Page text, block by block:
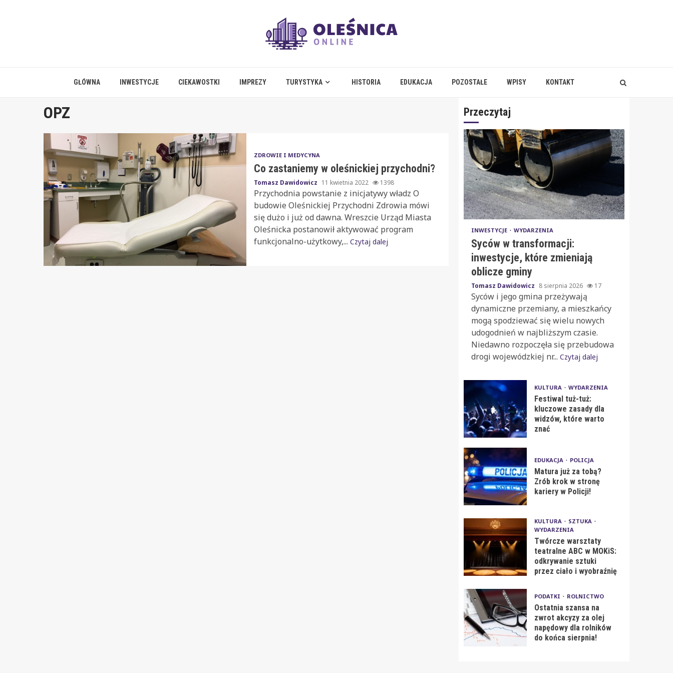
GŁÓWNA INWESTYCJE CIEKAWOSTKI IMPREZY TURYSTYKA HISTORIA EDUKACJA POZOSTAŁE WPISY KONTAKT
OPZ
ZDROWIE I MEDYCYNA
Co zastaniemy w oleśnickiej przychodni?
Tomasz Dawidowicz 11 kwietnia 2022 1398
Przychodnia powstanie z inicjatywy władz O
budowie Oleśnickiej Przychodni Zdrowia mówi
się dużo i już od dawna. Wreszcie Urząd Miasta
Oleśnicka postanowił aktywować program
funkcjonalno-użytkowy,... Czytaj dalej
Przeczytaj
INWESTYCJE WYDARZENIA
Syców w transformacji:
inwestycje, które zmieniają
oblicze gminy
Tomasz Dawidowicz 8 sierpnia 2026 17
Syców i jego gmina przeżywają
dynamiczne przemiany, a mieszkańcy
mogą spodziewać się wielu nowych
udogodnień w najbliższym czasie.
Niedawno rozpoczęła się przebudowa
drogi wojewódzkiej nr... Czytaj dalej
KULTURA WYDARZENIA
Festiwal tuż-tuż:
kluczowe zasady dla
widzów, które warto
znać
EDUKACJA POLICJA
Matura już za tobą?
Zrób krok w stronę
kariery w Policji!
KULTURA
SZTUKA
WYDARZENIA
Twórcze warsztaty
teatralne ABC w MOKiS:
odkrywanie sztuki
przez ciało i wyobraźnię
PODATKI ROLNICTWO
Ostatnia szansa na
zwrot akcyzy za olej
napędowy dla rolników
do końca sierpnia!